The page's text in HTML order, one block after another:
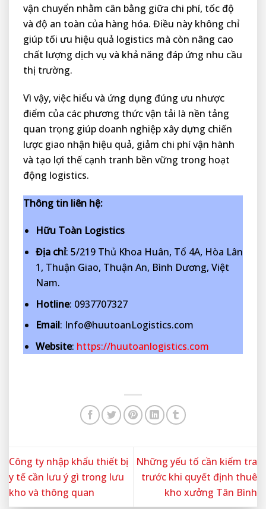
vận chuyển nhằm cân bằng giữa chi phí, tốc độ
và độ an toàn của hàng hóa. Điều này không chỉ
giúp tối ưu hiệu quả logistics mà còn nâng cao
chất lượng dịch vụ và khả năng đáp ứng nhu cầu
thị trường.
Vì vậy, việc hiểu và ứng dụng đúng ưu nhược
điểm của các phương thức vận tải là nền tảng
quan trọng giúp doanh nghiệp xây dựng chiến
lược giao nhận hiệu quả, giảm chi phí vận hành
và tạo lợi thế cạnh tranh bền vững trong hoạt
động logistics.
Thông tin liên hệ:
Hữu Toàn Logistics
Địa chỉ: 5/219 Thủ Khoa Huân, Tổ 4A, Hòa Lân
1, Thuận Giao, Thuận An, Bình Dương, Việt
Nam.
Hotline: 0937707327
Email: Info@huutoanLogistics.com
Website: https://huutoanlogistics.com
Công ty nhập khẩu thiết bị
y tế cần lưu ý gì trong lưu
kho và thông quan
Những yếu tố cần kiểm tra
trước khi quyết định thuê
kho xưởng Tân Bình